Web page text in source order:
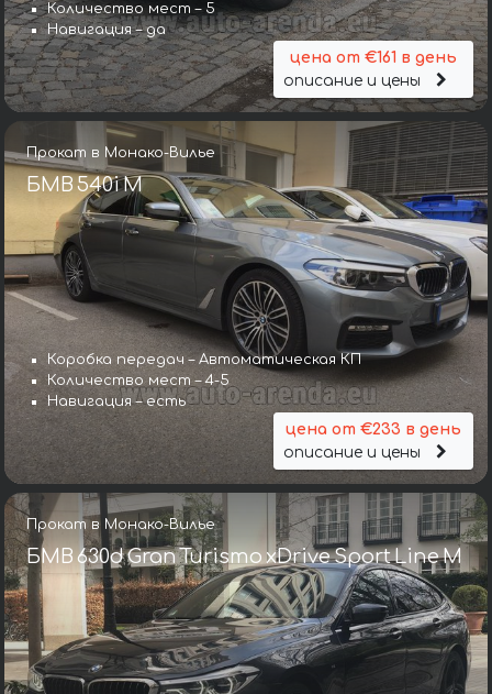
Количество мест – 5
Навигация – да
цена от €161 в день
описание и цены
Прокат в Монако-Вилье
БМВ 540i M
Коробка передач – Автоматическая КП
Количество мест – 4-5
Навигация – есть
цена от €233 в день
описание и цены
Прокат в Монако-Вилье
БМВ 630d Gran Turismo xDrive Sport Line М